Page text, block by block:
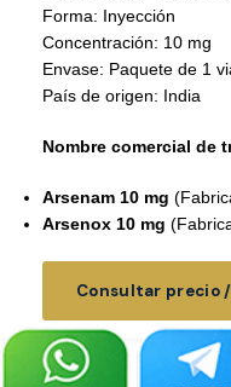
Forma: Inyección
Concentración: 10 mg
Envase: Paquete de 1
País de origen: India
Nombre comercial de
Arsenam 10 mg
Arsenox 10 mg
Consultar precio